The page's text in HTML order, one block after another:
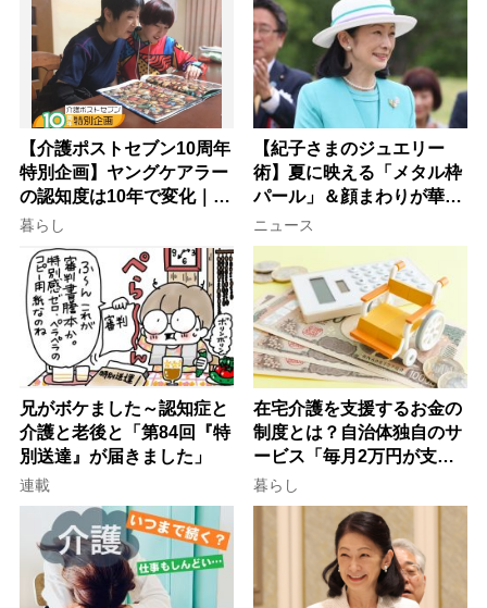
【介護ポストセブン10周年
特別企画】ヤングケアラー
の認知度は10年で変化｜流
行語大賞にノミネート、法
律にも明記されたが果たし
て現在は？
暮らし
【紀子さまのジュエリー
術】夏に映える「メタル枠
パール」＆顔まわりが華や
ぐ「揺れる一粒」の使い分
け方
ニュース
兄がボケました～認知症と
介護と老後と「第84回『特
別送達』が届きました」
連載
在宅介護を支援するお金の
制度とは？自治体独自のサ
ービス「毎月2万円が支給
される」ケースも【FP解
説】
暮らし